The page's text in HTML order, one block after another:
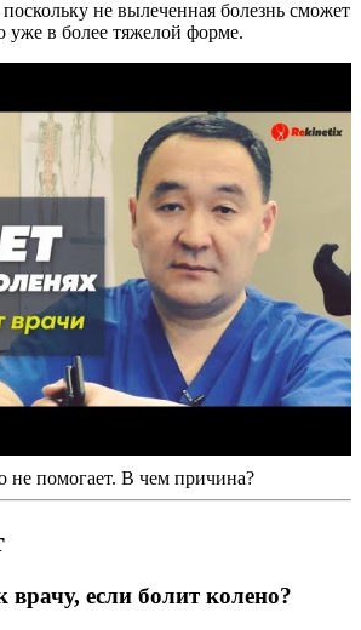
не вылеченная болезнь сможет
уже в более тяжелой форме.
не помогает. В чем причина?
если болит колено?